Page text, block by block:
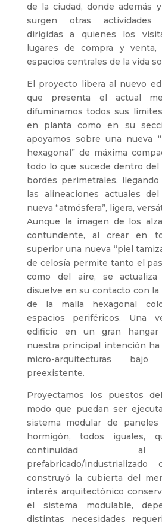
de la ciudad, donde además
surgen otras actividades
dirigidas a quienes los
lugares de compra y
espacios centrales de la vida
El proyecto libera al nuevo
que presenta el actual
difuminamos todos sus
en planta como en su
apoyamos sobre una nueva
hexagonal” de máxima
todo lo que sucede dentro del
bordes perimetrales,
las alineaciones actuales
nueva “atmósfera”, ligera,
Aunque la imagen de los
contundente, al crear en
superior una nueva “piel
de celosía permite tanto el
como del aire, se
disuelve en su contacto con
de la malla hexagonal
espacios periféricos. Una
edificio en un gran hangar
nuestra principal intención ha
micro-arquitecturas
preexistente.
Proyectamos los puestos
modo que puedan ser
sistema modular de paneles
hormigón, todos iguales,
continuidad
prefabricado/
construyó la cubierta del
interés arquitectónico
el sistema modulable,
distintas necesidades